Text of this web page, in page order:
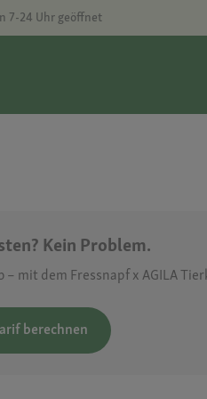
7-24 Uhr geöffnet
Kein Problem.
mit dem Fressnapf x AGILA
berechnen